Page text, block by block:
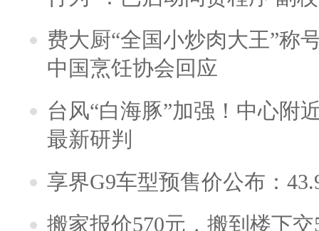
费大厨“全国小炒肉大王”称
中国烹饪协会回应
台风“白海豚”加强！中心附
最新研判
享界G9车型预售价公布：
搬家报价570元，搬到楼下